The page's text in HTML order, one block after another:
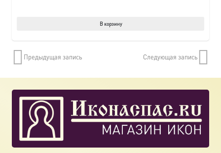
В корзину
Предыдущая запись Следующая запись